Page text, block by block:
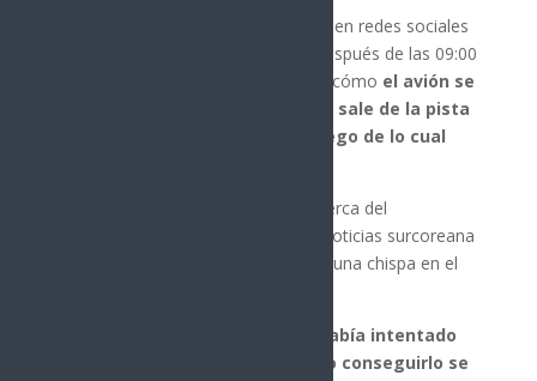
Imágenes no verificadas publicadas en redes sociales
del accidente ―que ocurrió poco después de las 09:00
hora local (00:00 GMT)― muestran cómo el avión se
desliza sin tren de aterrizaje, se sale de la pista
y se estrella contra un muro, luego de lo cual
Yoo Jae-yong, que se encontraba cerca del
aeropuerto, contó a la agencia de noticias surcoreana
Yonhap que antes del accidente vio una chispa en el
el avión había intentado
aterrizar una primera vez y al no conseguirlo se